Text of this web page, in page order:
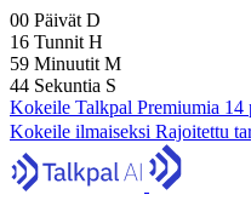
00 Päivät D
16 Tunnit H
59 Minuutit M
43 Sekuntia S
Kokeile Talkpal Premiumia 14
Kokeile ilmaiseksi Rajoitettu